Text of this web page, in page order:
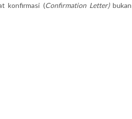
konfirmasi (Confirmation Letter)bukan